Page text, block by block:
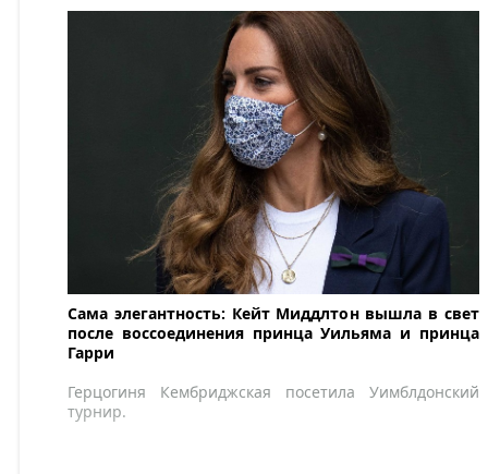
Сама элегантность: Кейт Миддлтон вышла в свет
после воссоединения принца Уильяма и принца
Гарри
Герцогиня Кембриджская посетила Уимблдонский
турнир.